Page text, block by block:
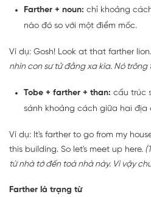
Farther + noun: chỉ khoảng
nào đó so với một điểm mốc.
Ví dụ: Gosh! Look at that farther
nhìn con sư tử đằng xa kìa. Nó trông
Tobe + farther + than: cấu trúc
sánh khoảng cách giữa hai địa
Ví dụ: It's farther to go from my
this building. So let's meet up here.
từ nhà tớ đến toà nhà này. Vì vậy
Farther là trạng từ